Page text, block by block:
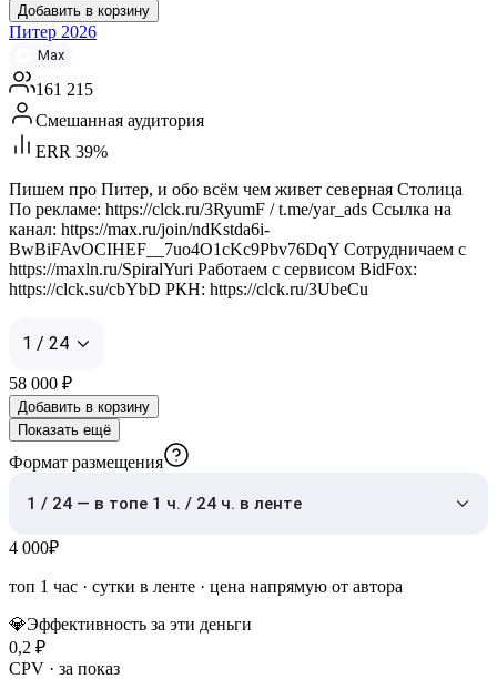
Добавить в корзину
Питер 2026
Max
161 215
Смешанная аудитория
ERR 39%
Пишем про Питер, и обо всём чем живет северная Столица
По рекламе: https://clck.ru/3RyumF / t.me/yar_ads Ссылка на
канал: https://max.ru/join/ndKstda6i-
BwBiFAvOCIHEF__7uo4O1cKc9Pbv76DqY Сотрудничаем с
https://maxln.ru/SpiralYuri Работаем с сервисом BidFox:
https://clck.su/cbYbD РКН: https://clck.ru/3UbeCu
1 / 24
58 000 ₽
Добавить в корзину
Показать ещё
Формат размещения
1 / 24 — в топе 1 ч. / 24 ч. в ленте
4 000₽
топ 1 час · сутки в ленте · цена напрямую от автора
💎Эффективность за эти деньги
0,2 ₽
CPV · за показ